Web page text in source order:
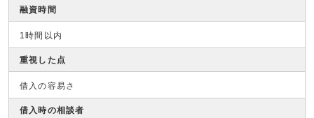
融資時間
1時間以内
重視した点
借入の容易さ
借入時の相談者